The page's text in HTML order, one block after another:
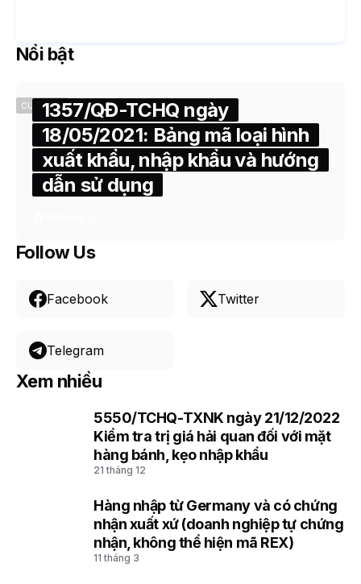
Nổi bật
CUSTOMS1357/QĐ-TCHQ ngày
18/05/2021: Bảng mã loại hình
xuất khẩu, nhập khẩu và hướng
dẫn sử dụng
Follow Us
Facebook Twitter
Telegram
Xem nhiều
5550/TCHQ-TXNK ngày 21/12/2022
Kiểm tra trị giá hải quan đối với mặt
hàng bánh, kẹo nhập khẩu
21 tháng 12
Hàng nhập từ Germany và có chứng
nhận xuất xứ (doanh nghiệp tự chứng
nhận, không thể hiện mã REX)
11 tháng 3